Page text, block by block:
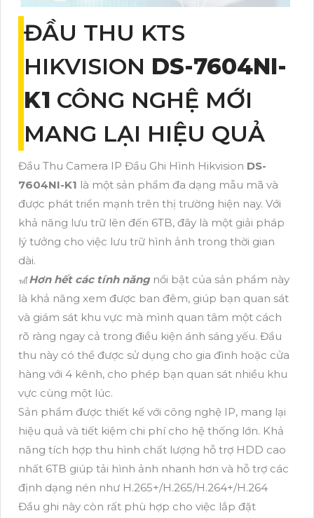
ĐẦU THU KTS
HIKVISION DS-7604NI-
K1 CÔNG NGHỆ MỚI
MANG LẠI HIỆU QUẢ
Đầu Thu Camera IP Đầu Ghi Hình Hikvision DS-
7604NI-K1 là một sản phẩm đa dạng mẫu mã và
được phát triển mạnh trên thị trường hiện nay. Với
khả năng lưu trữ lên đến 6TB, đây là một giải pháp
lý tưởng cho việc lưu trữ hình ảnh trong thời gian
dài.
🎢Hơn hết các tính năngnổi bật của sản phẩm này
là khả năng xem được ban đêm, giúp bạn quan sát
và giám sát khu vực mà mình quan tâm một cách
rõ ràng ngay cả trong điều kiện ánh sáng yếu. Đầu
thu này có thể được sử dụng cho gia đình hoặc cửa
hàng với 4 kênh, cho phép bạn quan sát nhiều khu
vực cùng một lúc.
Sản phẩm được thiết kế với công nghệ IP, mang lại
hiệu quả và tiết kiệm chi phí cho hệ thống lớn. Khả
năng tích hợp thu hình chất lượng hỗ trợ HDD cao
nhất 6TB giúp tải hình ảnh nhanh hơn và hỗ trợ các
định dạng nén như H.265+/H.265/H.264+/H.264
Đầu ghi này còn rất phù hợp cho việc lắp đặt